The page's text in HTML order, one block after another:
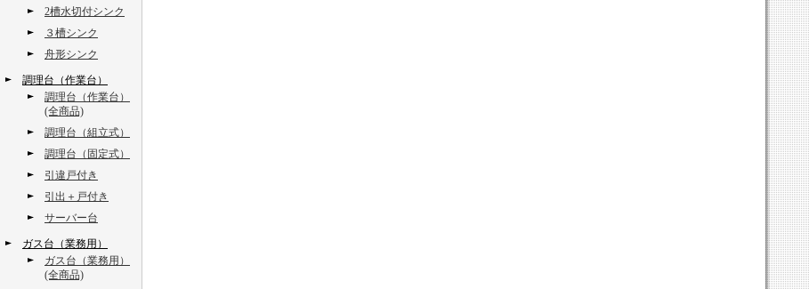
2槽水切付シンク
３槽シンク
舟形シンク
調理台（作業台）
調理台（作業台）
(全商品)
調理台（組立式）
調理台（固定式）
引違戸付き
引出＋戸付き
サーバー台
ガス台（業務用）
ガス台（業務用）
(全商品)